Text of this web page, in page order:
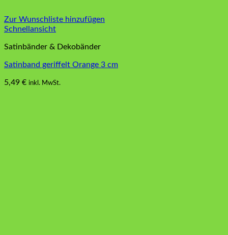
Zur Wunschliste hinzufügen
Schnellansicht
Satinbänder & Dekobänder
Satinband geriffelt Orange 3 cm
5,49 € inkl. MwSt.